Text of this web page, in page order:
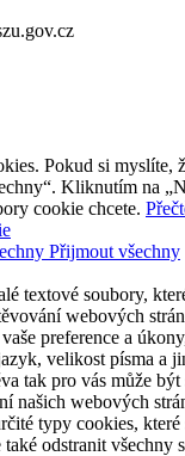
Pokud si myslíte,
Kliknutím na
cookie chcete.
Přijmout všechny
textové soubory,
webových
preference a
velikost písma a
tak pro vás může
našich webových
typy cookies, které
odstranit všechny